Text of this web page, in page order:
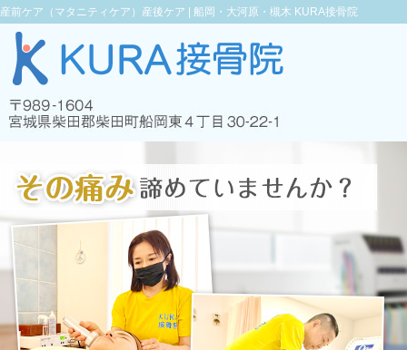
産前ケア（マタニティケア）産後ケア | 船岡・大河原・槻木 KURA接骨院